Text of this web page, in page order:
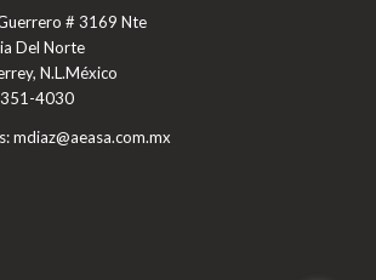
# 3169 Nte
Del Norte
N.L.México
4030
mdiaz@aeasa.com.mx